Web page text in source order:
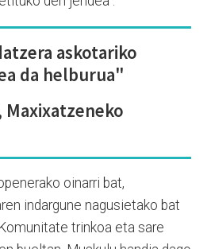
askotariko
da helburua"
Maxixatzeneko
oinarri bat,
indargune nagusietako bat
trinkoa eta sare